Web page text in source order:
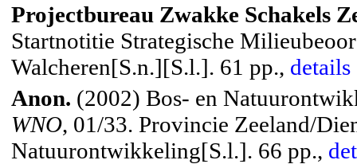
Projectbureau Zwakke Schakels
Startnotitie Strategische
Walcheren[S.n.][S.l.]. 61 pp., details
Anon. (2002) Bos- en
WNO, 01/33. Provincie Zeeland/
Natuurontwikkeling[S.l.]. 66 pp.,